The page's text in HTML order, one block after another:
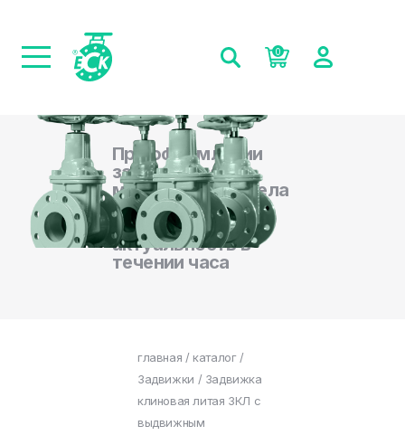
0
При оформлении
заказа на сайте,
менеджеры отдела
продаж
подтверждают
актуальность в
течении часа
главная / каталог/
Задвижки / Задвижка
клиновая литая ЗКЛ с
выдвижным